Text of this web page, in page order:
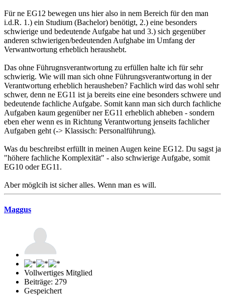
Für ne EG12 bewegen uns hier also in nem Bereich für den man
i.d.R. 1.) ein Studium (Bachelor) benötigt, 2.) eine besonders
schwierige und bedeutende Aufgabe hat und 3.) sich gegenüber
anderen schwierigen/bedeutenden Aufghabe im Umfang der
Verwantwortung erheblich heraushebt.
Das ohne Führugnsverantwortung zu erfüllen halte ich für sehr
schwierig. Wie will man sich ohne Führungsverantwortung in der
Verantwortung erheblich herausheben? Fachlich wird das wohl sehr
schwer, denn ne EG11 ist ja bereits eine eine besonders schwere und
bedeutende fachliche Aufgabe. Somit kann man sich durch fachliche
Aufgaben kaum gegenüber ner EG11 erheblich abheben - sondern
eben eher wenn es in Richtung Verantwortung jenseits fachlicher
Aufgaben geht (-> Klassisch: Personalführung).
Was du beschreibst erfüllt in meinen Augen keine EG12. Du sagst ja
"höhere fachliche Komplexität" - also schwierige Aufgabe, somit
EG10 oder EG11.
Aber möglcih ist sicher alles. Wenn man es will.
Maggus
Vollwertiges Mitglied
Beiträge: 279
Gespeichert